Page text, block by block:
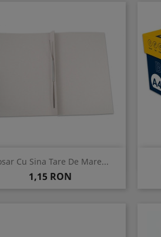
Cu Sina Tare De Mare...
Pret
1,15 RON
 Vizualizare rapida